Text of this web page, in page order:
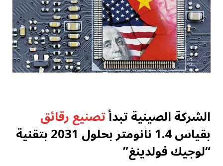
الشركة الصينية تبدأتصنيع رقائق
بقياس 1.4 نانومتر بحلول 2031 بتقنية
“لوجيك فولدينغ”